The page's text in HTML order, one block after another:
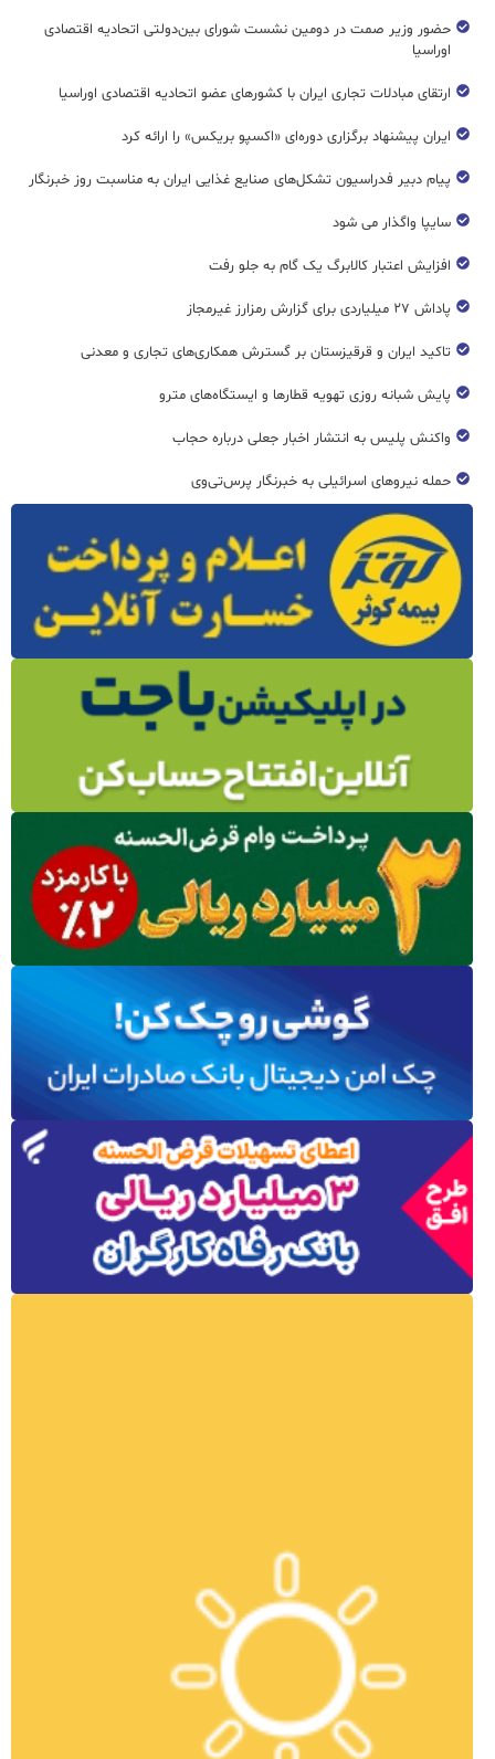
حضور وزیر صمت در دومین نشست شورای بین‌دولتی اتحادیه اقتصادی
اوراسیا
ارتقای مبادلات تجاری ایران با کشورهای عضو اتحادیه اقتصادی اوراسیا
ایران پیشنهاد برگزاری دوره‌ای «اکسپو بریکس» را ارائه کرد
پیام دبیر فدراسیون تشکل‌های صنایع غذایی ایران به مناسبت روز خبرنگار
سایپا واگذار می شود
افزایش اعتبار کالابرگ یک گام به جلو رفت
پاداش ۲۷ میلیاردی برای گزارش رمزارز غیرمجاز
تاکید ایران و قرقیزستان بر گسترش همکاری‌های تجاری و معدنی
پایش شبانه روزی تهویه قطار‌ها و ایستگاه‌های مترو
واکنش پلیس به انتشار اخبار جعلی درباره حجاب
حمله نیروهای اسرائیلی به خبرنگار پرس‌تی‌وی